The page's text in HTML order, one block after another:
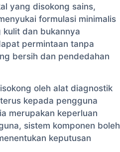
yang disokong sains,
formulasi minimalis
dan bukannya
permintaan tanpa
bersih dan pendedahan
oleh alat diagnostik
kepada pengguna
merupakan keperluan
sistem komponen boleh
keputusan